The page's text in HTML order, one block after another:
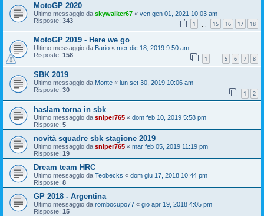
MotoGP 2020
Ultimo messaggio da skywalker67 « ven gen 01, 2021 10:03 am
Risposte: 343 1 15 16 17 18
MotoGP 2019 - Here we go
Ultimo messaggio da Bario « mer dic 18, 2019 9:50 am
Risposte: 158 1 5 6 7 8
SBK 2019
Ultimo messaggio da Monte « lun set 30, 2019 10:06 am
Risposte: 30 1 2
haslam torna in sbk
Ultimo messaggio da sniper765 « dom feb 10, 2019 5:58 pm
Risposte: 5
novità squadre sbk stagione 2019
Ultimo messaggio da sniper765 « mar feb 05, 2019 11:19 pm
Risposte: 19
Dream team HRC
Ultimo messaggio da Teobecks « dom giu 17, 2018 10:44 pm
Risposte: 8
GP 2018 - Argentina
Ultimo messaggio da rombocupo77 « gio apr 19, 2018 4:05 pm
Risposte: 15